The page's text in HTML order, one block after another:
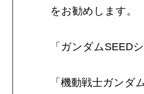
をお勧めします。
「ガンダムSEED
「機動戦士ガンダ